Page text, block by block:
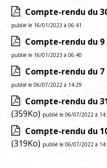
Compte-rendu du
publié le 16/01/2023 à 06:41
Compte-rendu du 9
publié le 16/01/2023 à 06:40
Compte-rendu du 7
publié le 06/07/2022 à 14:29
Compte-rendu du
(359Ko) publié le 06/07/2022 à
Compte-rendu du
(319Ko) publié le 06/07/2022 à